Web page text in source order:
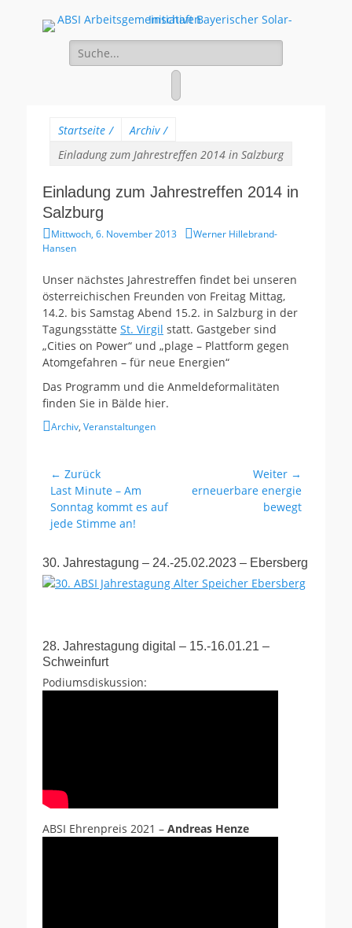
ABSI
Bayerischer Solar-
100% Erneuerbare Energien
Suche
für:
Startseite / Archiv /
Einladung zum Jahrestreffen 2014 in Salzburg
Einladung zum Jahrestreffen 2014 in
Salzburg
Gepostet
am
Mittwoch, 6. November 2013 Autor
Werner Hillebrand-
Hansen
Unser nächstes Jahrestreffen findet bei unseren
österreichischen Freunden von Freitag Mittag,
14.2. bis Samstag Abend 15.2. in Salzburg in der
Tagungsstätte St. Virgil statt. Gastgeber sind
„Cities on Power“ und „plage – Plattform gegen
Atomgefahren – für neue Energien“
Das Programm und die Anmeldeformalitäten
finden Sie in Bälde hier.
Kategorien
Archiv, Veranstaltungen
Beitragsnavigation
← Zurück
Vorhergehender
Beitrag:
Last Minute – Am
Sonntag kommt es auf
jede Stimme an!
Weiter →
Nächster
erneuerbare energie
bewegt
30. Jahrestagung – 24.-25.02.2023 – Ebersberg
28. Jahrestagung digital – 15.-16.01.21 –
Schweinfurt
Podiumsdiskussion:
ABSI Ehrenpreis 2021 – Andreas Henze